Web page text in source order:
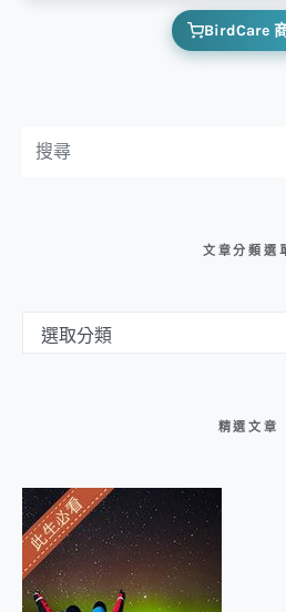
BirdCare
文章分類選
精選文章